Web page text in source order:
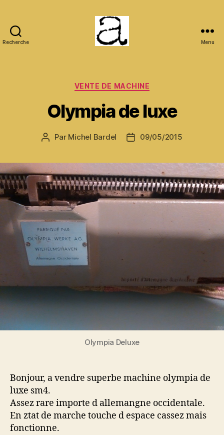
Recherche Menu
Catégories
VENTE DE MACHINE
Olympia de luxe
Auteur
Par Michel Bardel
Date09/05/2015
Olympia Deluxe
Bonjour, a vendre superbe machine olympia de
luxe sm4.
Assez rare importe d allemangne occidentale.
En ztat de marche touche d espace cassez mais
fonctionne.